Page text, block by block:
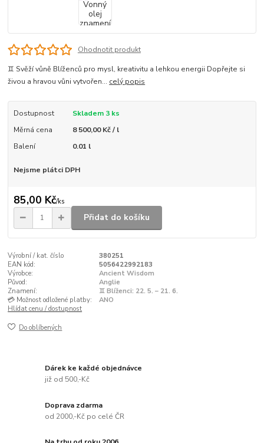
Ohodnotit produkt
♊ Svěží vůně Blíženců pro mysl, kreativitu a lehkou energii Dopřejte si
živou a hravou vůni vytvořen... celý popis
Dostupnost
Skladem 3 ks
Měrná cena
8 500,00 Kč / l
Balení
0.01 l
Nejsme plátci DPH
85,00 Kč/ks
Přidat do košíku
Výrobní / kat. číslo
380251
EAN kód:
5056422992183
Výrobce:
Ancient Wisdom
Původ:
Anglie
Znamení:
♊ Blíženci: 22. 5. – 21. 6.
💳 Možnost odložené platby:
ANO
Hlídat cenu / dostupnost
Do oblíbených
Dárek ke každé objednávce
již od 500,-Kč
Doprava zdarma
od 2000,-Kč po celé ČR